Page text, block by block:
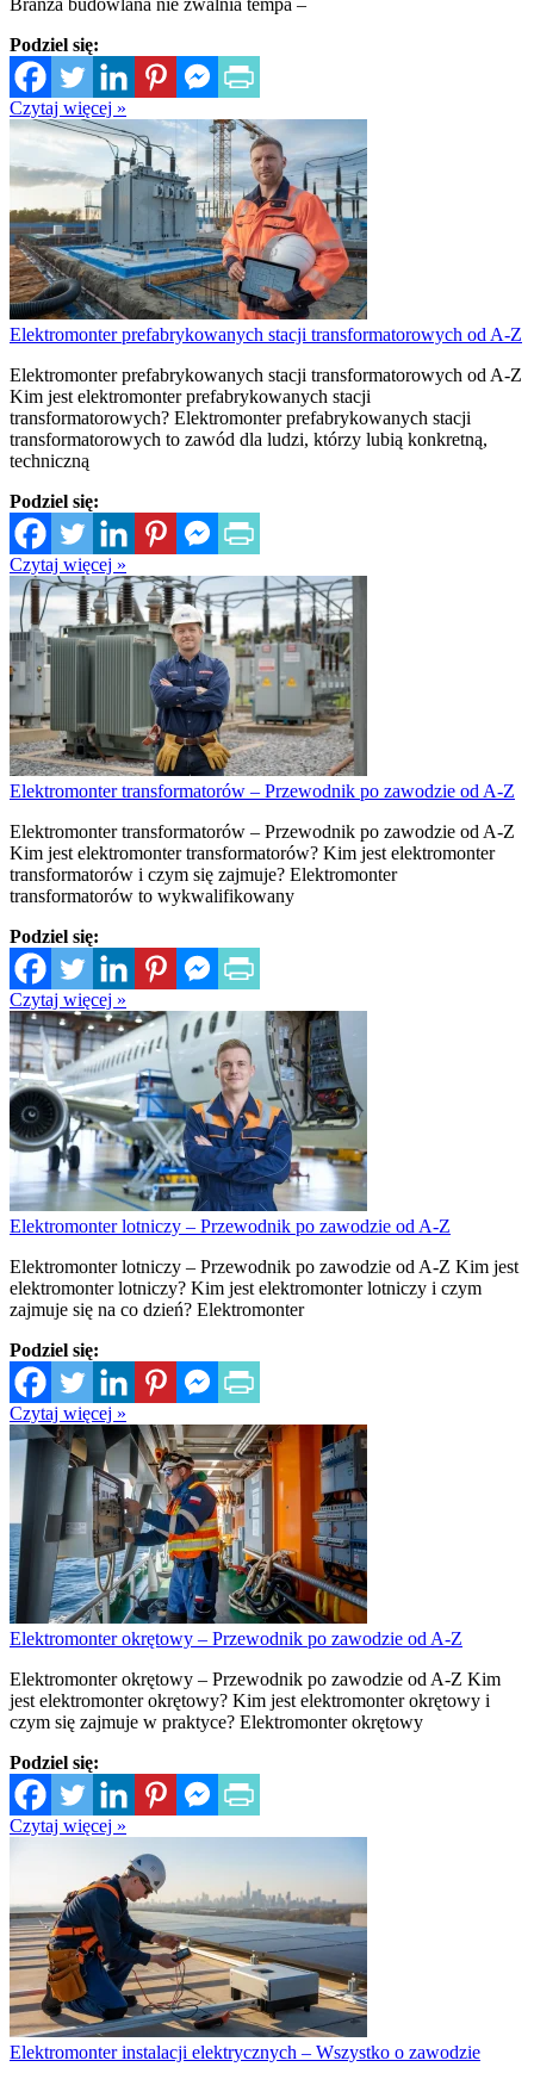
Branża budowlana nie zwalnia tempa –
Podziel się:
Czytaj więcej »
Elektromonter prefabrykowanych stacji transformatorowych od A-Z
Elektromonter prefabrykowanych stacji transformatorowych od A-Z
Kim jest elektromonter prefabrykowanych stacji
transformatorowych? Elektromonter prefabrykowanych stacji
transformatorowych to zawód dla ludzi, którzy lubią konkretną,
techniczną
Podziel się:
Czytaj więcej »
Elektromonter transformatorów – Przewodnik po zawodzie od A-Z
Elektromonter transformatorów – Przewodnik po zawodzie od A-Z
Kim jest elektromonter transformatorów? Kim jest elektromonter
transformatorów i czym się zajmuje? Elektromonter
transformatorów to wykwalifikowany
Podziel się:
Czytaj więcej »
Elektromonter lotniczy – Przewodnik po zawodzie od A-Z
Elektromonter lotniczy – Przewodnik po zawodzie od A-Z Kim jest
elektromonter lotniczy? Kim jest elektromonter lotniczy i czym
zajmuje się na co dzień? Elektromonter
Podziel się:
Czytaj więcej »
Elektromonter okrętowy – Przewodnik po zawodzie od A-Z
Elektromonter okrętowy – Przewodnik po zawodzie od A-Z Kim
jest elektromonter okrętowy? Kim jest elektromonter okrętowy i
czym się zajmuje w praktyce? Elektromonter okrętowy
Podziel się:
Czytaj więcej »
Elektromonter instalacji elektrycznych – Wszystko o zawodzie